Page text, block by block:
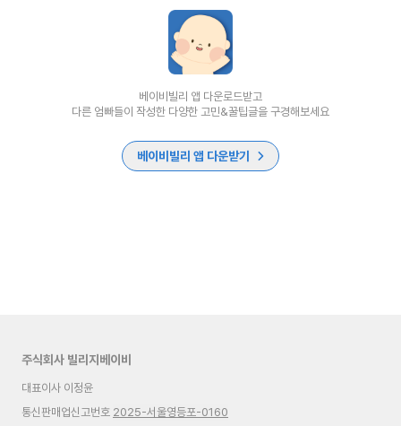
베이비빌리 앱 다운로드받고
다른 엄빠들이 작성한 다양한 고민&꿀팁글을 구경해보세요
베이비빌리 앱 다운받기
주식회사 빌리지베이비
대표이사 이정윤
통신판매업신고번호 2025-서울영등포-0160